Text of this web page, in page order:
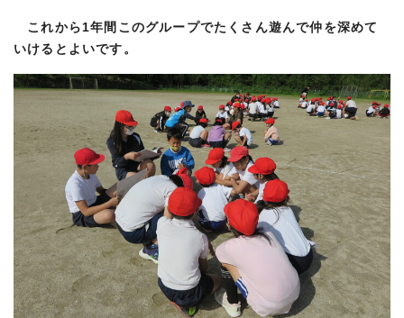
これから1年間このグループでたくさん遊んで仲を深めて
いけるとよいです。